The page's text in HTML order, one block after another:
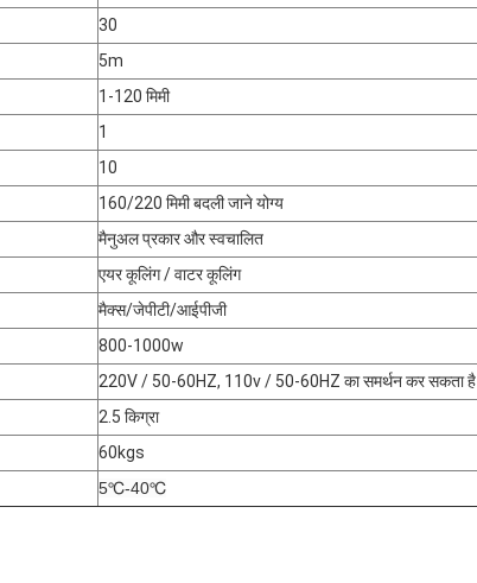
30
5m
1-120 मिमी
1
10
160/220 मिमी बदली जाने योग्य
मैनुअल प्रकार और स्वचालित
एयर कूलिंग / वाटर कूलिंग
मैक्स/जेपीटी/आईपीजी
800-1000w
220V / 50-60HZ, 110v / 50-60HZ का समर्थन कर सकता है
2.5 किग्रा
60kgs
5℃-40℃